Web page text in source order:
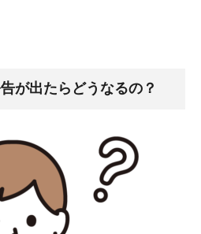
が出たらどうなるの？